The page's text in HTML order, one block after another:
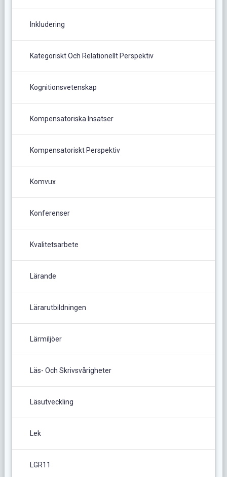
Inkludering
Kategoriskt Och Relationellt Perspektiv
Kognitionsvetenskap
Kompensatoriska Insatser
Kompensatoriskt Perspektiv
Komvux
Konferenser
Kvalitetsarbete
Lärande
Lärarutbildningen
Lärmiljöer
Läs- Och Skrivsvårigheter
Läsutveckling
Lek
LGR11